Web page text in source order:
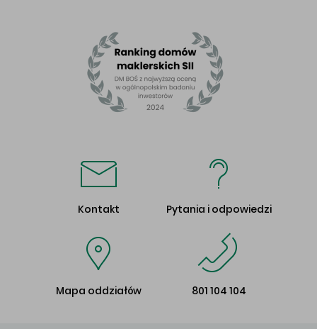
Kontakt Pytania i odpowiedzi
Mapa oddziałów 801 104 104